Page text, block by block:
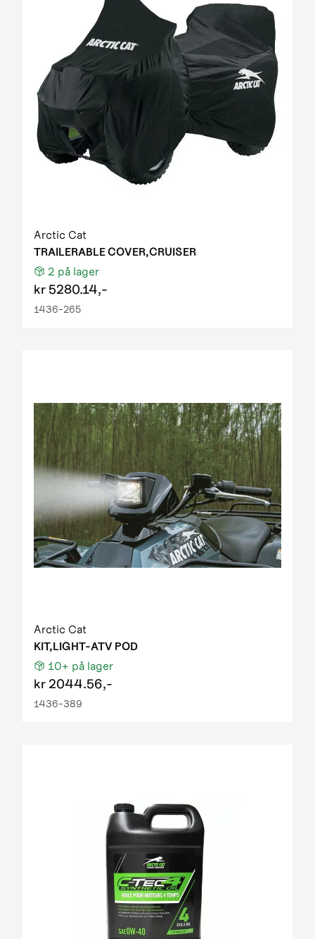
Arctic Cat
TRAILERABLE COVER,CRUISER
2 på lager
kr 5280.14,-
1436-265
Arctic Cat
KIT,LIGHT-ATV POD
10+ på lager
kr 2044.56,-
1436-389